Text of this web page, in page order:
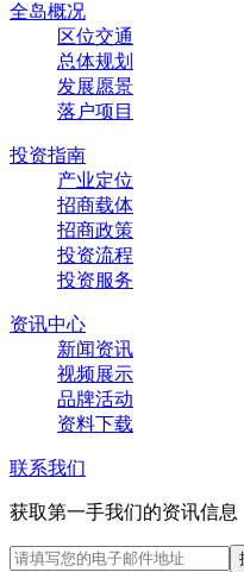
全岛概况
区位交通
总体规划
发展愿景
落户项目
投资指南
产业定位
招商载体
招商政策
投资流程
投资服务
资讯中心
新闻资讯
视频展示
品牌活动
资料下载
联系我们
获取第一手我们的资讯信息